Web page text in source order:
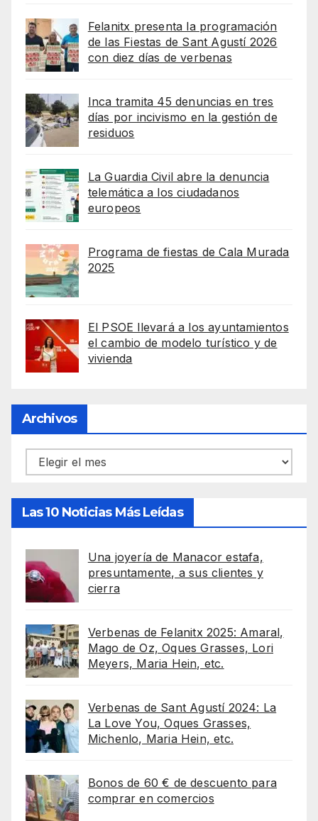
Felanitx presenta la programación
de las Fiestas de Sant Agustí 2026
con diez días de verbenas
Inca tramita 45 denuncias en tres
días por incivismo en la gestión de
residuos
La Guardia Civil abre la denuncia
telemática a los ciudadanos
europeos
Programa de fiestas de Cala Murada
2025
El PSOE llevará a los ayuntamientos
el cambio de modelo turístico y de
vivienda
Archivos
Archivos
Las 10 Noticias Más Leídas
Una joyería de Manacor estafa,
presuntamente, a sus clientes y
cierra
Verbenas de Felanitx 2025: Amaral,
Mago de Oz, Oques Grasses, Lori
Meyers, Maria Hein, etc.
Verbenas de Sant Agustí 2024: La
La Love You, Oques Grasses,
Michenlo, Maria Hein, etc.
Bonos de 60 € de descuento para
comprar en comercios